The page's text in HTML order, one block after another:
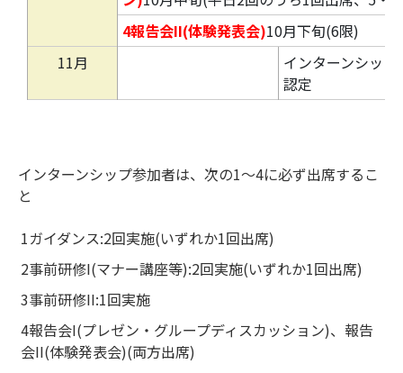
4報告会II(体験発表会)10月下旬(6限)
11月
インターンシップ
認定
インターンシップ参加者は、次の1～4に必ず出席するこ
と
1ガイダンス:2回実施(いずれか1回出席)
2事前研修I(マナー講座等):2回実施(いずれか1回出席)
3事前研修II:1回実施
4報告会I(プレゼン・グループディスカッション)、報告
会II(体験発表会)(両方出席)